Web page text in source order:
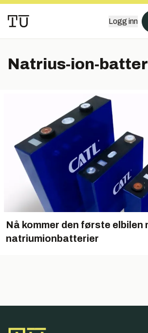
Logg inn
Natrius-ion-
Nå kommer den første elbilen
natriumionbatterier